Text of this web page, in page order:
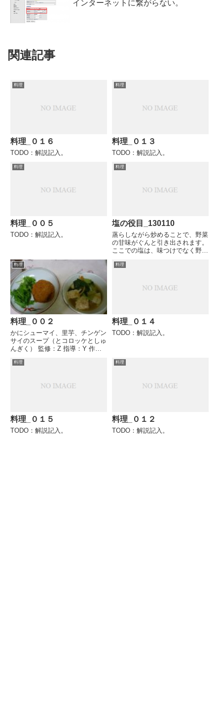
インターネットに繋がらない。
関連記事
料理
料理_０１６
TODO：解説記入。
料理
料理_０１３
TODO：解説記入。
料理
料理_００５
TODO：解説記入。
料理
塩の役目_130110
蒸らしながら炒めることで、野菜
の甘味がぐんと引き出されます。
ここでの塩は、味つけでなく野菜
す。 引用元: 大人も子供も！人参
みんなのレ...
料理
料理_００２
かにシューマイ、里芋、チンゲン
サイのスープ（とコロッケとしゅ
んぎく） 監修：Z 指導：Y 作
に、監修を個人的に考察する。
イ→中華風→チンゲンサイを...
料理
料理_０１４
TODO：解説記入。
料理
料理_０１５
TODO：解説記入。
料理
料理_０１２
TODO：解説記入。